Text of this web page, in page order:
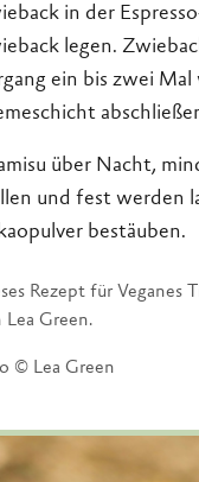
in der
legen.
ein bis zwei
über Nacht,
und fest werden
bestäuben.
Rezept für Veganes
Lea Green.
© Lea Green